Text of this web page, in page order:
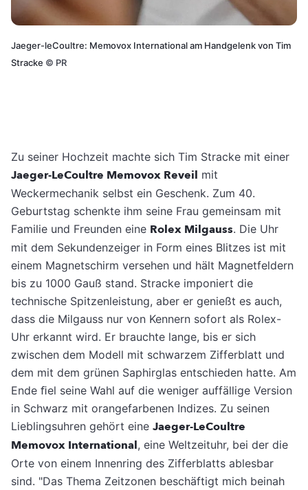
Jaeger-leCoultre: Memovox International am Handgelenk von Tim
Stracke © PR
Zu seiner Hochzeit machte sich Tim Stracke mit einer
Jaeger-LeCoultre Memovox Reveil mit
Weckermechanik selbst ein Geschenk. Zum 40.
Geburtstag schenkte ihm seine Frau gemeinsam mit
Familie und Freunden eine Rolex Milgauss. Die Uhr
mit dem Sekundenzeiger in Form eines Blitzes ist mit
einem Magnetschirm versehen und hält Magnetfeldern
bis zu 1000 Gauß stand. Stracke imponiert die
technische Spitzenleistung, aber er genießt es auch,
dass die Milgauss nur von Kennern sofort als Rolex-
Uhr erkannt wird. Er brauchte lange, bis er sich
zwischen dem Modell mit schwarzem Zifferblatt und
dem mit dem grünen Saphirglas entschieden hatte. Am
Ende ﬁel seine Wahl auf die weniger auffällige Version
in Schwarz mit orangefarbenen Indizes. Zu seinen
Lieblingsuhren gehört eine Jaeger-LeCoultre
Memovox International, eine Weltzeituhr, bei der die
Orte von einem Innenring des Zifferblatts ablesbar
sind. "Das Thema Zeitzonen beschäftigt mich beinah